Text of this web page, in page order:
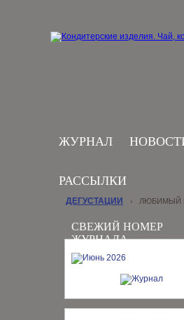
ЖУРНАЛ
РАССЫЛКИ
СВЕЖИЙ НОМЕР
ЖУРНАЛА
ДЕГУСТАЦИИ › ЛЮБИМЫЙ